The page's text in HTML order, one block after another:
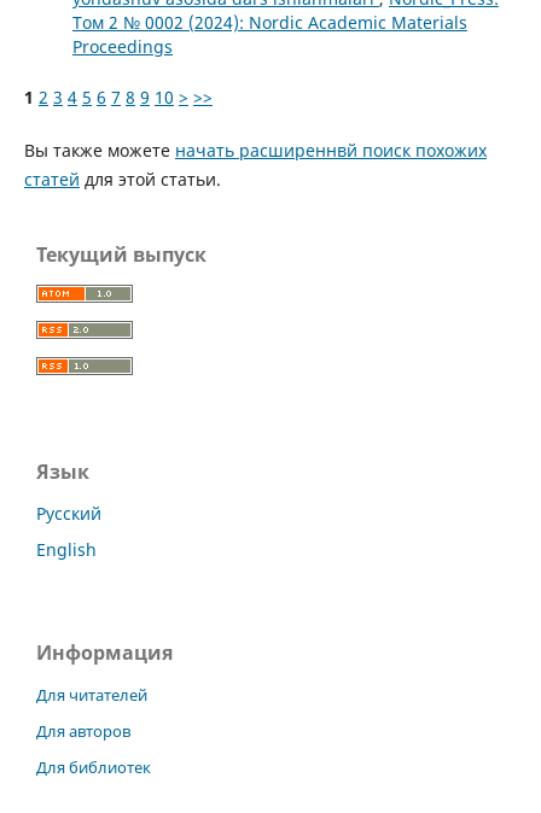
Том 2 № 0002 (2024): Nordic Academic Materials
Proceedings
1 2 3 4 5 6 7 8 9 10 > >>
Вы также можете начать расширеннвй поиск похожих
статей для этой статьи.
Текущий выпуск
Язык
Русский
English
Информация
Для читателей
Для авторов
Для библиотек